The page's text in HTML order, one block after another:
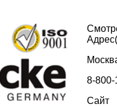
8-800-
Сайт